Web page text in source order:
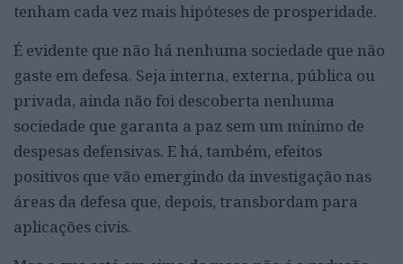
tenham cada vez mais hipóteses de prosperidade.
É evidente que não há nenhuma sociedade que não
gaste em defesa. Seja interna, externa, pública ou
privada, ainda não foi descoberta nenhuma
sociedade que garanta a paz sem um mínimo de
despesas defensivas. E há, também, efeitos
positivos que vão emergindo da investigação nas
áreas da defesa que, depois, transbordam para
aplicações civis.